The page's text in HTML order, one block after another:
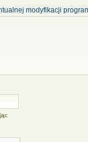
modyfikacji